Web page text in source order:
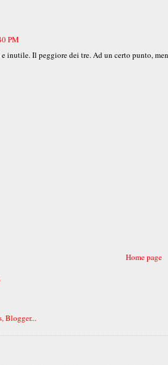
PM
inutile. Il peggiore dei tre. Ad un certo punto,
Home page